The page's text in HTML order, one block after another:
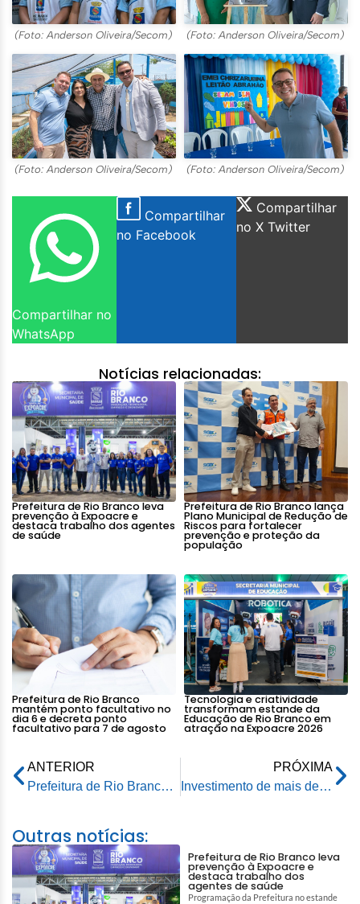
(Foto: Anderson Oliveira/Secom) (Foto: Anderson Oliveira/Secom)
(Foto: Anderson Oliveira/Secom) (Foto: Anderson Oliveira/Secom)
Compartilhar no
WhatsApp
Compartilhar
no Facebook
Compartilhar
no X Twitter
Notícias relacionadas:
Prefeitura de Rio Branco leva
prevenção à Expoacre e
destaca trabalho dos agentes
de saúde
Prefeitura de Rio Branco lança
Plano Municipal de Redução de
Riscos para fortalecer
prevenção e proteção da
população
Prefeitura de Rio Branco
mantém ponto facultativo no
dia 6 e decreta ponto
facultativo para 7 de agosto
Tecnologia e criatividade
transformam estande da
Educação de Rio Branco em
atração na Expoacre 2026
ANTERIOR
Prefeitura de Rio Branco intensifica recuperação viária no bairro Portal da Amazônia
PRÓXIMA
Investimento de mais de R$ 1 milhão garante adequações estruturais e credenciamento de Escola Chrizarubina Leitão Abraão, em Rio Branco
Outras notícias:
Prefeitura de Rio Branco leva
prevenção à Expoacre e
destaca trabalho dos
agentes de saúde
Programação da Prefeitura no estande